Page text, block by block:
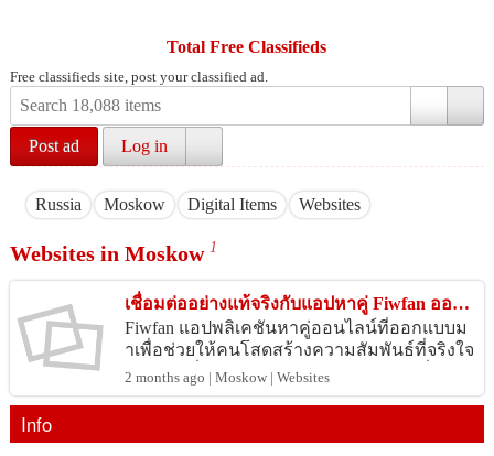
Total Free Classifieds
Free classifieds site, post your classified ad.
Post ad Log in
Russia Moskow Digital Items Websites
Websites in Moskow 1
เชื่อมต่ออย่างแท้จริงกับแอปหาคู่ Fiwfan ออนไลน์
Fiwfan แอปพลิเคชันหาคู่ออนไลน์ที่ออกแบบม
าเพื่อช่วยให้คนโสดสร้างความสัมพันธ์ที่จริงใจ
โดยไม่มีสิ่งรบกวน ต่างจากแพลตฟอร์มทั่วไป F
iwfan ใช้ระบบจับคู่แบบอั...
2 months ago | Moskow | Websites
Info